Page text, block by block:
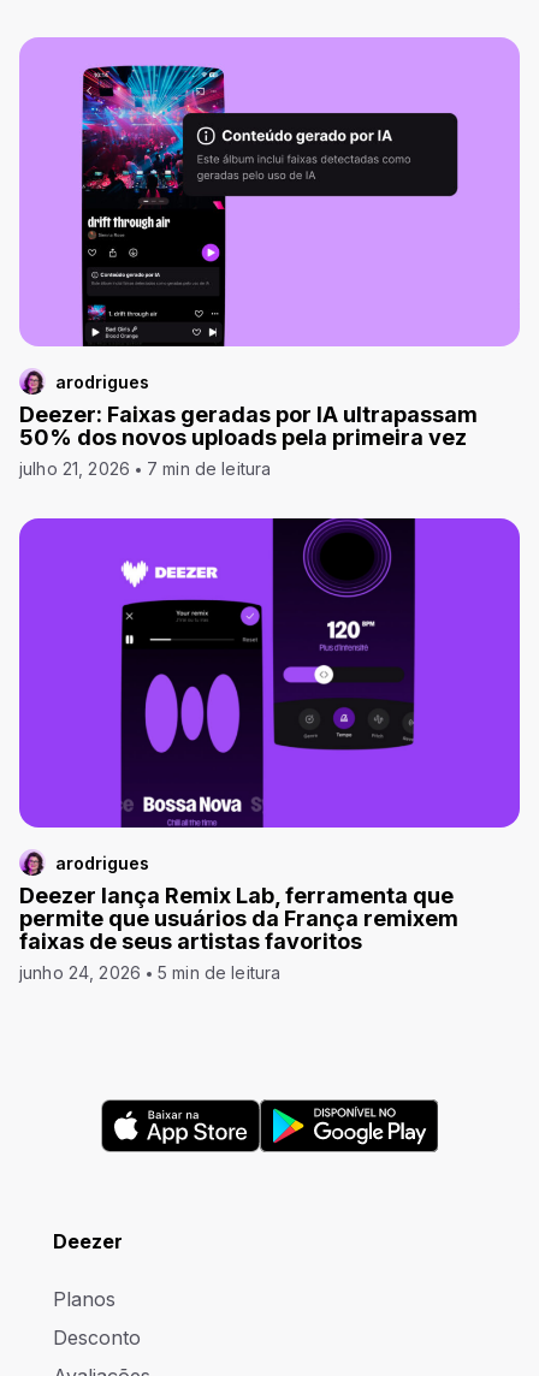
arodrigues
Deezer: Faixas geradas por IA ultrapassam
50% dos novos uploads pela primeira vez
julho 21, 2026 7 min de leitura
arodrigues
Deezer lança Remix Lab, ferramenta que
permite que usuários da França remixem
faixas de seus artistas favoritos
junho 24, 2026 5 min de leitura
Deezer
Planos
Desconto